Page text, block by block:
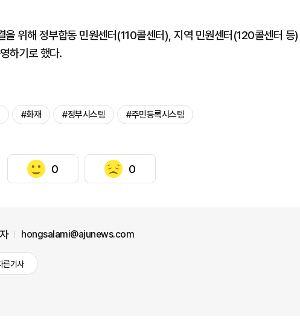
을 위해 정부합동 민원센터(110콜센터), 지역 민원센터(120콜센터 등)
하기로 했다.
#화재 #정부시스템 #주민등록시스템
0 0
hongsalami@ajunews.com
른기사